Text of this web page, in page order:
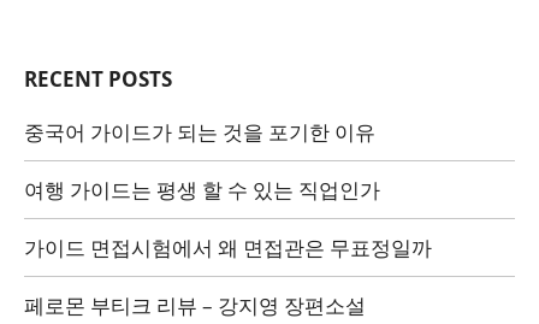
RECENT POSTS
중국어 가이드가 되는 것을 포기한 이유
여행 가이드는 평생 할 수 있는 직업인가
가이드 면접시험에서 왜 면접관은 무표정일까
페로몬 부티크 리뷰 – 강지영 장편소설